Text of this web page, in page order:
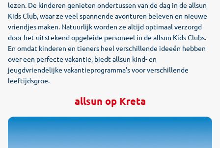
lezen. De kinderen genieten ondertussen van de dag in de allsun
Kids Club, waar ze veel spannende avonturen beleven en nieuwe
vriendjes maken. Natuurlijk worden ze altijd optimaal verzorgd
door het uitstekend opgeleide personeel in de allsun Kids Clubs.
En omdat kinderen en tieners heel verschillende ideeën hebben
over een perfecte vakantie, biedt allsun kind- en
jeugdvriendelijke vakantieprogramma's voor verschillende
leeftijdsgroe.
allsun op Kreta